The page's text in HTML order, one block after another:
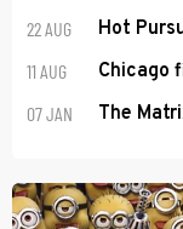
22 AUG Hot
11 AUG Chicago
07 JAN The